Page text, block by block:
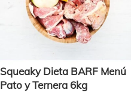
Squeaky Dieta BARF Menú
Pato y Ternera 6kg